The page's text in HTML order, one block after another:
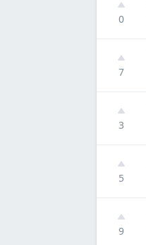
0
7
3
5
9